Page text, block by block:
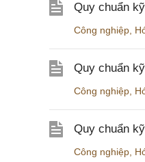
Quy chuẩn
Công nghiệp
Quy chuẩn
Công nghiệp
Quy chuẩn
Công nghiệp